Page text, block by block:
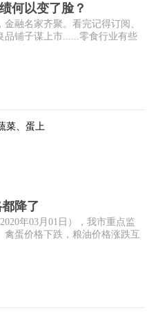
何以变了脸？
融名家齐聚。看完记得订阅、
品铺子谋上市......零食行业有些
降了
年03月01日），我市重点监
蛋价格下跌，粮油价格涨跌互